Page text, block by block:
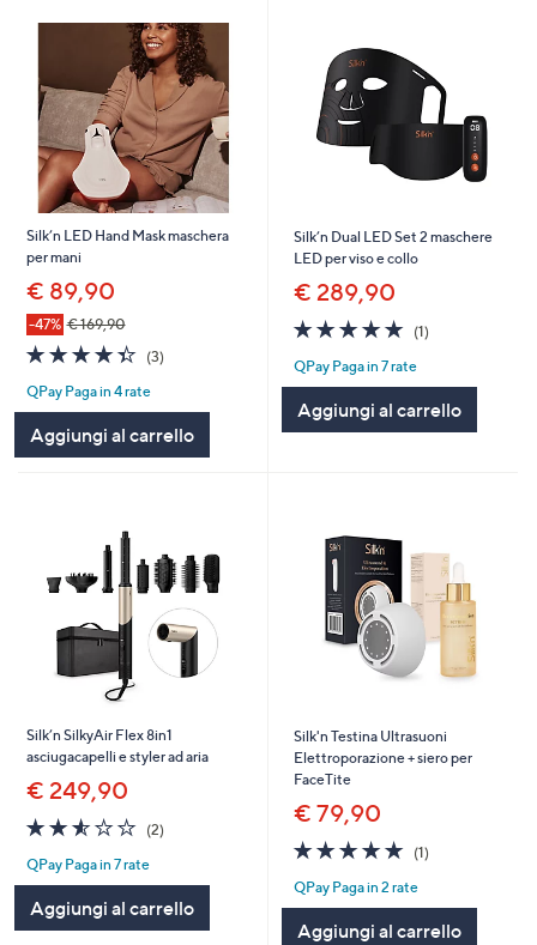
Silk’n LED Hand Mask maschera
per mani
€ 89,90
-47% € 169,90
4.3
of
5
Stars
(3)3
QPay Paga in 4 rate
Aggiungi al carrello
Silk’n Dual LED Set 2 maschere
LED per viso e collo
€ 289,90
5.0
of
5
Stars
(1)1
QPay Paga in 7 rate
Aggiungi al carrello
Silk’n SilkyAir Flex 8in1
asciugacapelli e styler ad aria
€ 249,90
2.5
of
5
Stars
(2)2
QPay Paga in 7 rate
Aggiungi al carrello
Silk'n Testina Ultrasuoni
Elettroporazione + siero per
FaceTite
€ 79,90
5.0
of
5
Stars
(1)1
QPay Paga in 2 rate
Aggiungi al carrello